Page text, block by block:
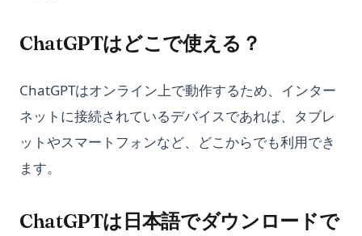
ChatGPTはどこで使える？
ChatGPTはオンライン上で動作するため、インター
ネットに接続されているデバイスであれば、タブレ
ットやスマートフォンなど、どこからでも利用でき
ます。
ChatGPTは日本語でダウンロードで